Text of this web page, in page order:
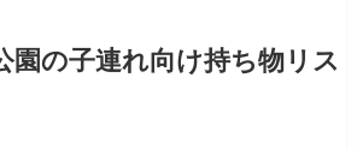
園の子連れ向け持ち物リス